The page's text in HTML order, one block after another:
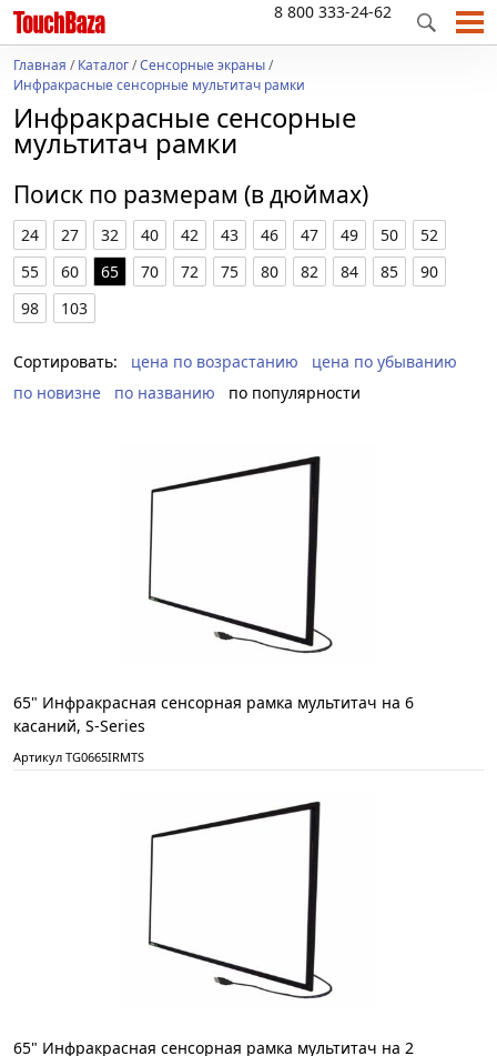
8 800 333-24-62
Главная /Каталог/Сенсорные экраны/
Инфракрасные сенсорные мультитач рамки
Инфракрасные сенсорные
мультитач рамки
Поиск по размерам (в дюймах)
24 27 32 40 42 43 46 47 49 50
52
55
60 65 70 72 75 80 82 84 85
90
98
103
Сортировать: цена по возрастанию
цена по убыванию
по новизне
по названию по популярности
65" Инфракрасная сенсорная рамка мультитач на 6
касаний, S-Series
Артикул TG0665IRMTS
65" Инфракрасная сенсорная рамка мультитач на 2